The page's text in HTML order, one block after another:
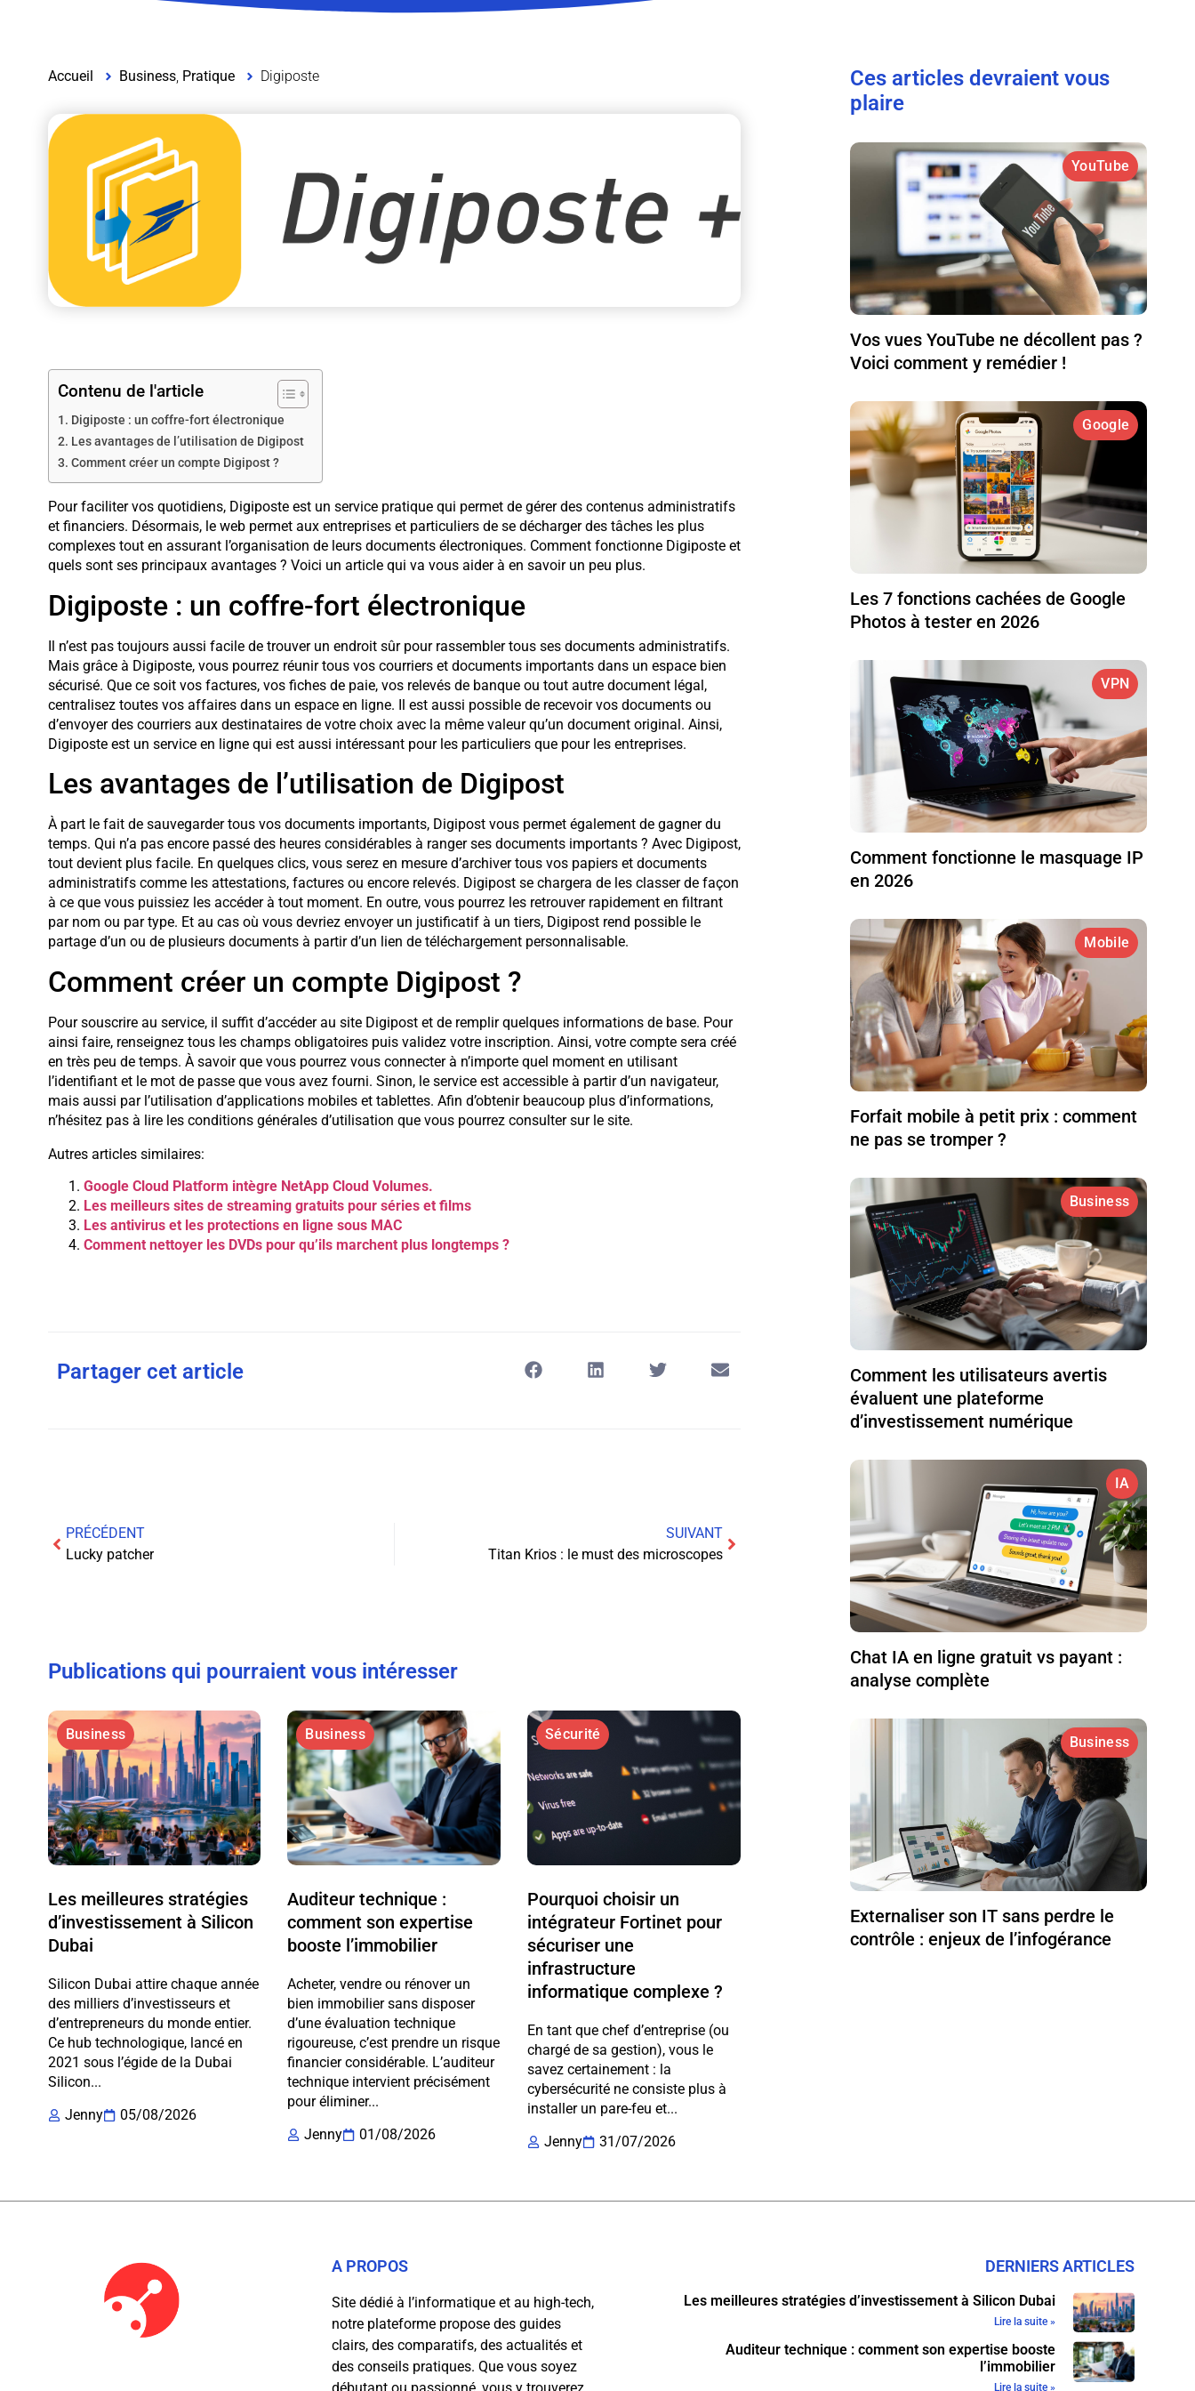
Accueil Business, Pratique Digiposte
Contenu de l'article
Digiposte : un coffre-fort électronique
Les avantages de l’utilisation de Digipost
Comment créer un compte Digipost ?
Pour faciliter vos quotidiens, Digiposte est un service pratique qui permet de gérer des contenus administratifs
et financiers. Désormais, le web permet aux entreprises et particuliers de se décharger des tâches les plus
complexes tout en assurant l’organisation de leurs documents électroniques. Comment fonctionne Digiposte et
quels sont ses principaux avantages ? Voici un article qui va vous aider à en savoir un peu plus.
Digiposte : un coffre-fort électronique
Il n’est pas toujours aussi facile de trouver un endroit sûr pour rassembler tous ses documents administratifs.
Mais grâce à Digiposte, vous pourrez réunir tous vos courriers et documents importants dans un espace bien
sécurisé. Que ce soit vos factures, vos fiches de paie, vos relevés de banque ou tout autre document légal,
centralisez toutes vos affaires dans un espace en ligne. Il est aussi possible de recevoir vos documents ou
d’envoyer des courriers aux destinataires de votre choix avec la même valeur qu’un document original. Ainsi,
Digiposte est un service en ligne qui est aussi intéressant pour les particuliers que pour les entreprises.
Les avantages de l’utilisation de Digipost
À part le fait de sauvegarder tous vos documents importants, Digipost vous permet également de gagner du
temps. Qui n’a pas encore passé des heures considérables à ranger ses documents importants ? Avec Digipost,
tout devient plus facile. En quelques clics, vous serez en mesure d’archiver tous vos papiers et documents
administratifs comme les attestations, factures ou encore relevés. Digipost se chargera de les classer de façon
à ce que vous puissiez les accéder à tout moment. En outre, vous pourrez les retrouver rapidement en filtrant
par nom ou par type. Et au cas où vous devriez envoyer un justificatif à un tiers, Digipost rend possible le
partage d’un ou de plusieurs documents à partir d’un lien de téléchargement personnalisable.
Comment créer un compte Digipost ?
Pour souscrire au service, il suffit d’accéder au site Digipost et de remplir quelques informations de base. Pour
ainsi faire, renseignez tous les champs obligatoires puis validez votre inscription. Ainsi, votre compte sera créé
en très peu de temps. À savoir que vous pourrez vous connecter à n’importe quel moment en utilisant
l’identifiant et le mot de passe que vous avez fourni. Sinon, le service est accessible à partir d’un navigateur,
mais aussi par l’utilisation d’applications mobiles et tablettes. Afin d’obtenir beaucoup plus d’informations,
n’hésitez pas à lire les conditions générales d’utilisation que vous pourrez consulter sur le site.
Autres articles similaires:
Google Cloud Platform intègre NetApp Cloud Volumes.
Les meilleurs sites de streaming gratuits pour séries et films
Les antivirus et les protections en ligne sous MAC
Comment nettoyer les DVDs pour qu’ils marchent plus longtemps ?
Partager cet article
PRÉCÉDENT
Lucky patcher
SUIVANT
Titan Krios : le must des microscopes
Publications qui pourraient vous intéresser
Business
Les meilleures stratégies
d’investissement à Silicon
Dubai
Silicon Dubai attire chaque année
des milliers d’investisseurs et
d’entrepreneurs du monde entier.
Ce hub technologique, lancé en
2021 sous l’égide de la Dubai
Silicon...
Jenny
05/08/2026
Business
Auditeur technique :
comment son expertise
booste l’immobilier
Acheter, vendre ou rénover un
bien immobilier sans disposer
d’une évaluation technique
rigoureuse, c’est prendre un risque
financier considérable. L’auditeur
technique intervient précisément
pour éliminer...
Jenny
01/08/2026
Sécurité
Pourquoi choisir un
intégrateur Fortinet pour
sécuriser une
infrastructure
informatique complexe ?
En tant que chef d’entreprise (ou
chargé de sa gestion), vous le
savez certainement : la
cybersécurité ne consiste plus à
installer un pare-feu et...
Jenny
31/07/2026
Ces articles devraient vous
plaire
YouTube
Vos vues YouTube ne décollent pas ?
Voici comment y remédier !
Google
Les 7 fonctions cachées de Google
Photos à tester en 2026
VPN
Comment fonctionne le masquage IP
en 2026
Mobile
Forfait mobile à petit prix : comment
ne pas se tromper ?
Business
Comment les utilisateurs avertis
évaluent une plateforme
d’investissement numérique
IA
Chat IA en ligne gratuit vs payant :
analyse complète
Business
Externaliser son IT sans perdre le
contrôle : enjeux de l’infogérance
A PROPOS
Site dédié à l’informatique et au high-tech,
notre plateforme propose des guides
clairs, des comparatifs, des actualités et
des conseils pratiques. Que vous soyez
DERNIERS ARTICLES
Les meilleures stratégies d’investissement à Silicon Dubai
Lire la suite »
Auditeur technique : comment son expertise booste
l’immobilier
Lire la suite »